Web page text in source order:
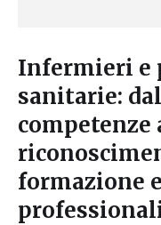
Infermieri e
sanitarie:
competenze
formazione